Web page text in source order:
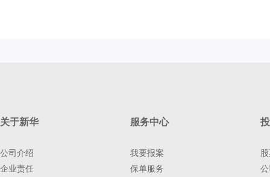
关于新华
公司介绍
企业责任
服务中心
我要报案
保单服务